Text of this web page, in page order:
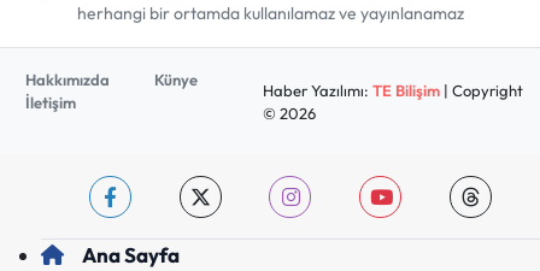
herhangi bir ortamda kullanılamaz ve yayınlanamaz
Hakkımızda
Künye
İletişim
Haber Yazılımı: TE Bilişim| Copyright
© 2026
Ana Sayfa